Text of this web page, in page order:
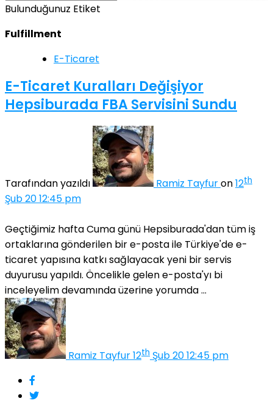
Bulunduğunuz Etiket
Fulfillment
E-Ticaret
E-Ticaret Kuralları Değişiyor
Hepsiburada FBA Servisini Sundu
Tarafından yazıldı Ramiz Tayfuron12th
Şub 20 12:45 pm
Geçtiğimiz hafta Cuma günü Hepsiburada'dan tüm iş
ortaklarına gönderilen bir e-posta ile Türkiye'de e-
ticaret yapısına katkı sağlayacak yeni bir servis
duyurusu yapıldı. Öncelikle gelen e-posta'yı bi
inceleyelim devamında üzerine yorumda ...
Ramiz Tayfur12th Şub 20 12:45 pm